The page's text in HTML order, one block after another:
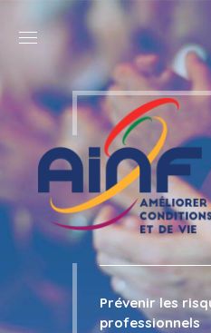
Prévenir les
professionnels